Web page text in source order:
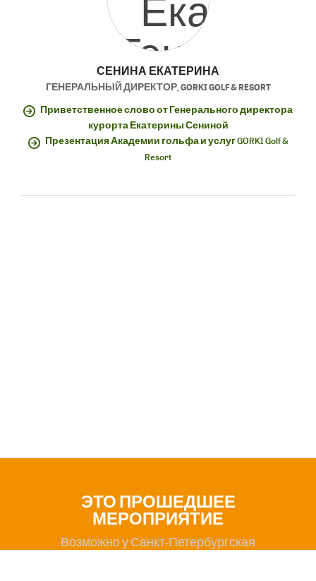
СЕНИНА ЕКАТЕРИНА
ГЕНЕРАЛЬНЫЙ ДИРЕКТОР, GORKI GOLF & RESORT
Приветственное слово от Генерального директора
курорта Екатерины Сениной
Презентация Академии гольфа и услуг GORKI Golf &
Resort
ЭТО ПРОШЕДШЕЕ
МЕРОПРИЯТИЕ
Возможно у Санкт-Петербургская